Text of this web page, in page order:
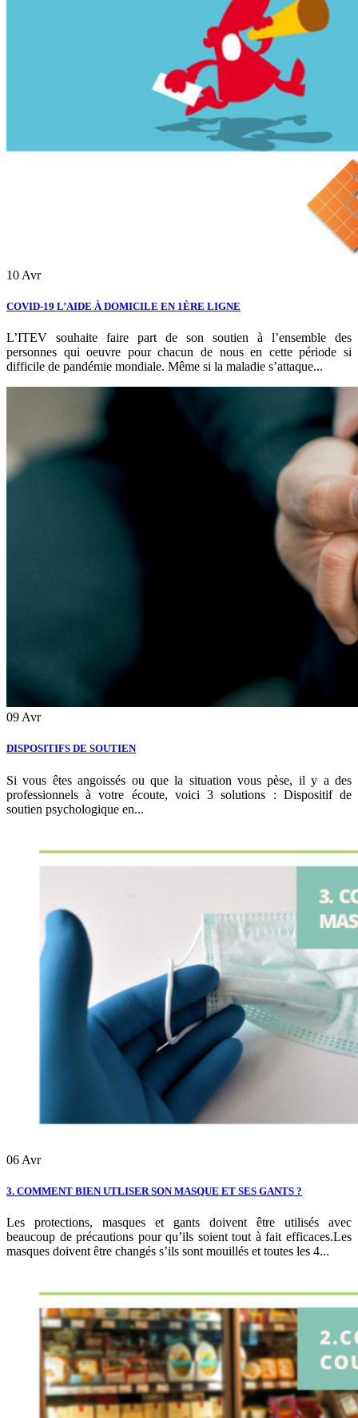
10 Avr
COVID-19 L’AIDE À DOMICILE EN 1ÈRE LIGNE
L’ITEV souhaite faire part de son soutien à l’ensemble des
personnes qui oeuvre pour chacun de nous en cette période si
difficile de pandémie mondiale. Même si la maladie s’attaque...
09 Avr
DISPOSITIFS DE SOUTIEN
Si vous êtes angoissés ou que la situation vous pèse, il y a des
professionnels à votre écoute, voici 3 solutions : Dispositif de
soutien psychologique en...
06 Avr
3. COMMENT BIEN UTLISER SON MASQUE ET SES GANTS ?
Les protections, masques et gants doivent être utilisés avec
beaucoup de précautions pour qu’ils soient tout à fait efficaces.Les
masques doivent être changés s’ils sont mouillés et toutes les 4...